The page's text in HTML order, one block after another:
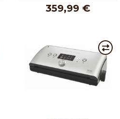
359,99 €